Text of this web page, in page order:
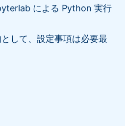
による Python 実行
して、設定事項は必要最